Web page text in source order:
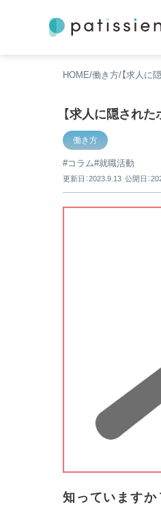
HOME 働き方 【求人に
【求人に隠され
働き方
コラム 就職活動
更新日：2023.9.13 公開日：
知っていますか